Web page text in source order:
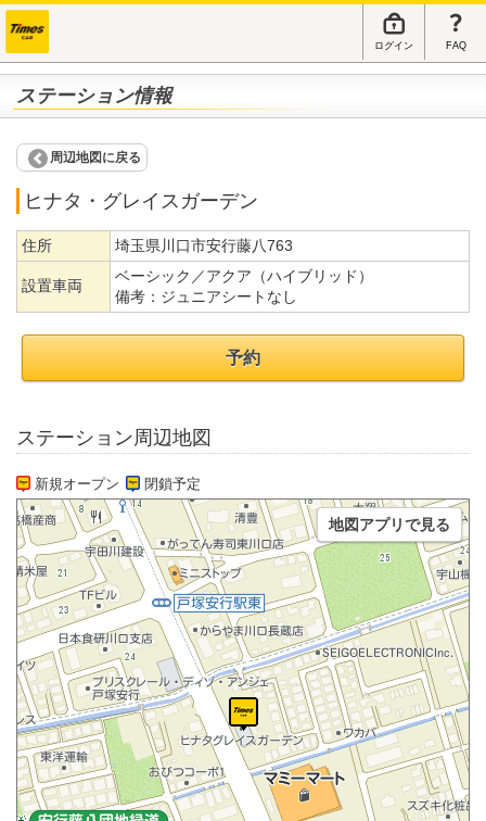
ログイン FAQ
ステーション情報
周辺地図に戻る
ヒナタ・グレイスガーデン
住所 埼玉県川口市安行藤八763
設置車両
ベーシック／アクア（ハイブリッド）
備考： ジュニアシートなし
予約
ステーション周辺地図
新規オープン 閉鎖予定
地図アプリで見る